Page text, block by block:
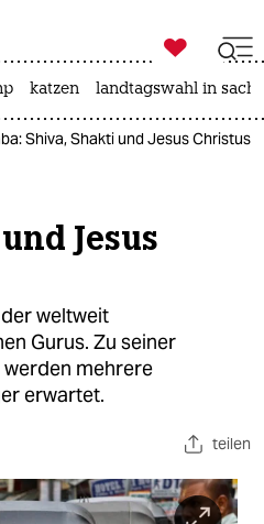
ich

taz zahl ich
katzen landtagswahl in
Shiva, Shakti und Jesus Christus
Jesus
weltweit
Gurus. Zu seiner
mehrere
erwartet.
teilen